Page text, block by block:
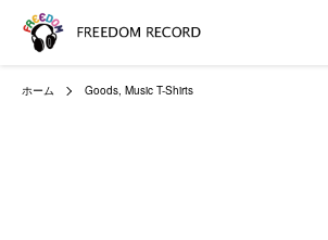
ホーム Goods, Music T-Shirts